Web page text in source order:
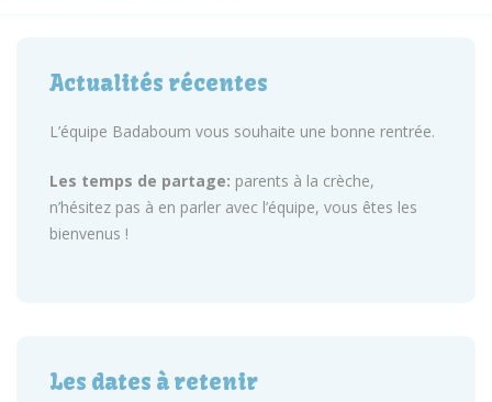
Actualités récentes
L’équipe Badaboum vous souhaite une bonne rentrée.
Les temps de partage: parents à la crèche,
n’hésitez pas à en parler avec l’équipe, vous êtes les
bienvenus !
Les dates à retenir